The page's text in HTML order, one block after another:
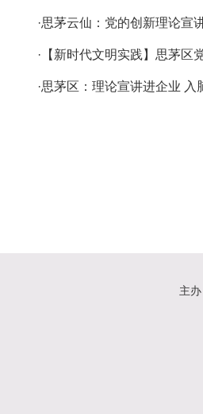
·思茅云仙：党的创新理论宣
·【新时代文明实践】思茅区
·思茅区：理论宣讲进企业 入
主